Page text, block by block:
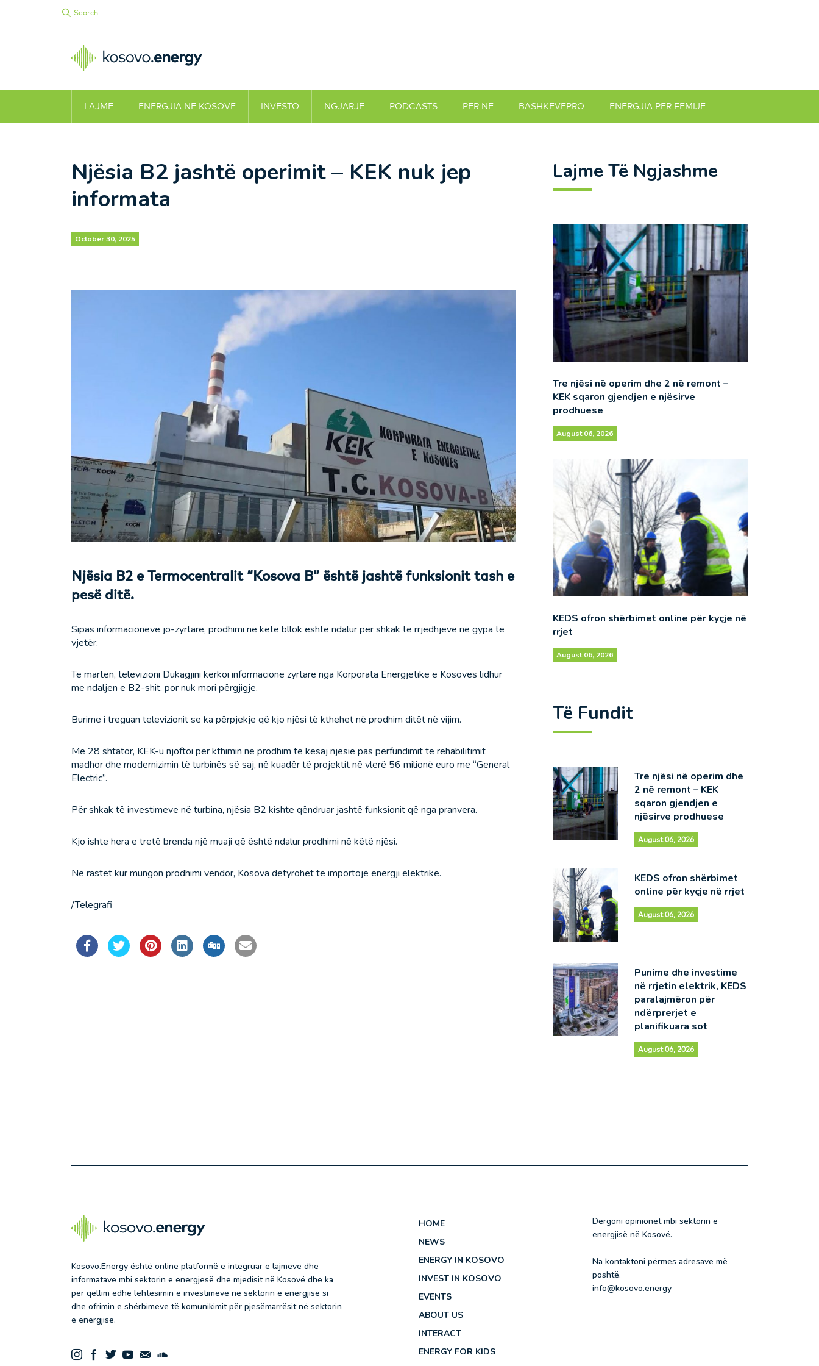
Search
LAJME ENERGJIA NË KOSOVË INVESTO NGJARJE PODCASTS PËR NE BASHKËVEPRO ENERGJIA PËR FËMIJË
Njësia B2 jashtë operimit – KEK nuk jep
informata
October 30, 2025
Njësia B2 e Termocentralit “Kosova B” është jashtë funksionit tash e
pesë ditë.
Sipas informacioneve jo-zyrtare, prodhimi në këtë bllok është ndalur për shkak të rrjedhjeve në gypa të
vjetër.
Të martën, televizioni Dukagjini kërkoi informacione zyrtare nga Korporata Energjetike e Kosovës lidhur
me ndaljen e B2-shit, por nuk mori përgjigje.
Burime i treguan televizionit se ka përpjekje që kjo njësi të kthehet në prodhim ditët në vijim.
Më 28 shtator, KEK-u njoftoi për kthimin në prodhim të kësaj njësie pas përfundimit të rehabilitimit
madhor dhe modernizimin të turbinës së saj, në kuadër të projektit në vlerë 56 milionë euro me “General
Electric”.
Për shkak të investimeve në turbina, njësia B2 kishte qëndruar jashtë funksionit që nga pranvera.
Kjo ishte hera e tretë brenda një muaji që është ndalur prodhimi në këtë njësi.
Në rastet kur mungon prodhimi vendor, Kosova detyrohet të importojë energji elektrike.
/Telegrafi
Lajme Të Ngjashme
Tre njësi në operim dhe 2 në remont –
KEK sqaron gjendjen e njësirve
prodhuese
August 06, 2026
KEDS ofron shërbimet online për kyçje në
rrjet
August 06, 2026
Të Fundit
Tre njësi në operim dhe
2 në remont – KEK
sqaron gjendjen e
njësirve prodhuese
August 06, 2026
KEDS ofron shërbimet
online për kyçje në rrjet
August 06, 2026
Punime dhe investime
në rrjetin elektrik, KEDS
paralajmëron për
ndërprerjet e
planifikuara sot
August 06, 2026
Kosovo.Energy është online platformë e integruar e lajmeve dhe
informatave mbi sektorin e energjesë dhe mjedisit në Kosovë dhe ka
për qëllim edhe lehtësimin e investimeve në sektorin e energjisë si
dhe ofrimin e shërbimeve të komunikimit për pjesëmarrësit në sektorin
e energjisë.
HOME
NEWS
ENERGY IN KOSOVO
INVEST IN KOSOVO
EVENTS
ABOUT US
INTERACT
ENERGY FOR KIDS
Dërgoni opinionet mbi sektorin e
energjisë në Kosovë.
Na kontaktoni përmes adresave më
poshtë.
info@kosovo.energy